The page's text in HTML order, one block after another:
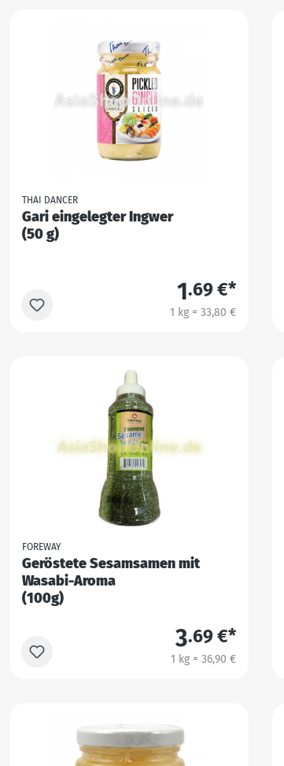
THAI DANCER
Gari eingelegter Ingwer
(50 g)
1.69 €*
1 kg = 33,80 €
FOREWAY
Geröstete Sesamsamen mit
Wasabi-Aroma
(100g)
3.69 €*
1 kg = 36,90 €